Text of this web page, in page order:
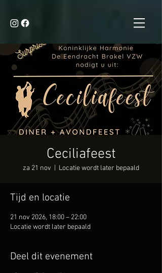
Ceciliafeest
za 21 nov Locatie wordt later bepaald
Tijd en locatie
21 nov 2026, 18:00 – 22:00
Locatie wordt later bepaald
Deel dit evenement